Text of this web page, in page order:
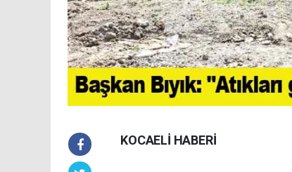
KOCAELİ HABERİ